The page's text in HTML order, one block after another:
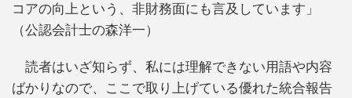
コアの向上という、非財務面にも言及しています」
（公認会計士の森洋一）
読者はいざ知らず、私には理解できない用語や内容
ばかりなので、ここで取り上げている優れた統合報告